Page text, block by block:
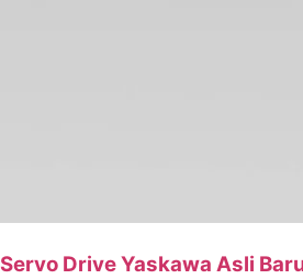
Servo Drive Yaskawa Asli